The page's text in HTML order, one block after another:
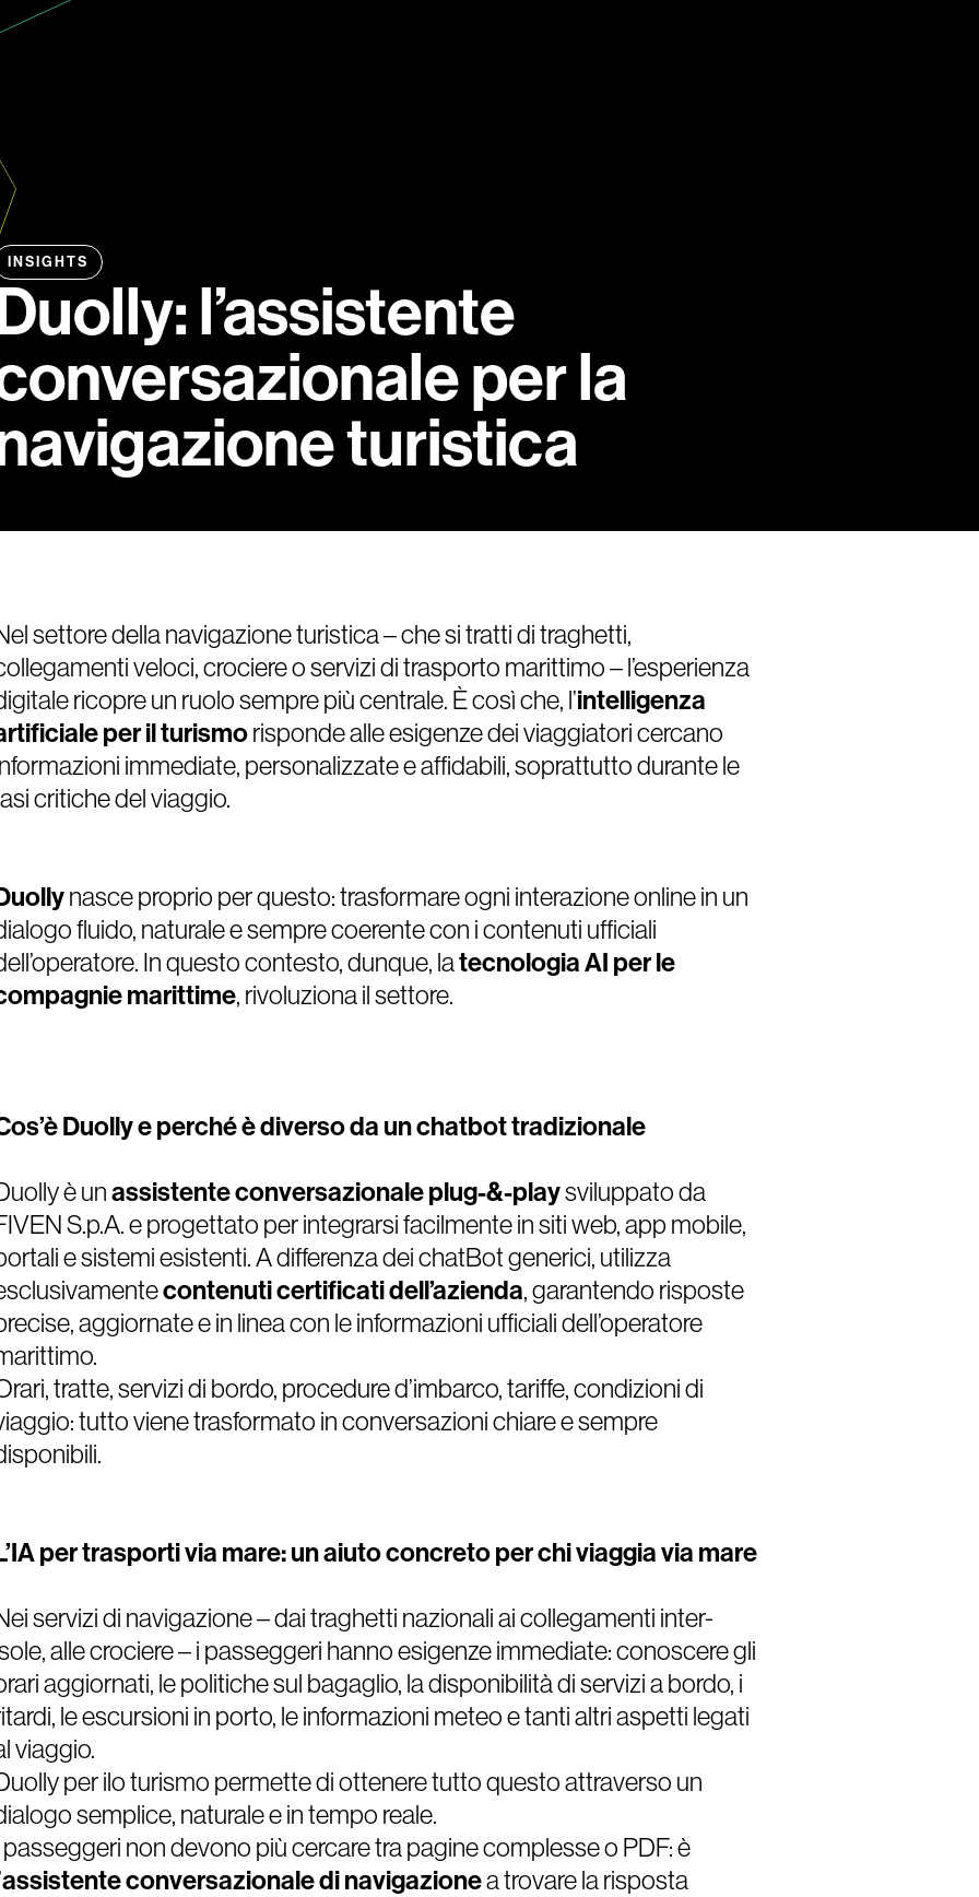
INSIGHTS
l’assistente
per la
turistica
settore della navigazione turistica – che si tratti di traghetti,
veloci, crociere o servizi di trasporto marittimo – l’esperienza
ricopre un ruolo sempre più centrale. È così che, l’intelligenza
per il turismorisponde alle esigenze dei viaggiatori cercano
immediate, personalizzate e affidabili, soprattutto durante le
critiche del viaggio.
nasce proprio per questo: trasformare ogni interazione online in un
fluido, naturale e sempre coerente con i contenuti ufficiali
In questo contesto, dunque, latecnologia AI per le
marittime, rivoluziona il settore.
Duolly e perché è diverso da un chatbot tradizionale
è unassistente conversazionale plug-&-playsviluppato da
S.p.A. e progettato per integrarsi facilmente in siti web, app mobile,
e sistemi esistenti. A differenza dei chatBot generici, utilizza
contenuti certificati dell’azienda, garantendo risposte
aggiornate e in linea con le informazioni ufficiali dell’operatore
tratte, servizi di bordo, procedure d’imbarco, tariffe, condizioni di
tutto viene trasformato in conversazioni chiare e sempre
per trasporti via mare: un aiuto concreto per chi viaggia via mare
servizi di navigazione – dai traghetti nazionali ai collegamenti inter-
alle crociere – i passeggeri hanno esigenze immediate: conoscere gli
aggiornati, le politiche sul bagaglio, la disponibilità di servizi a bordo, i
le escursioni in porto, le informazioni meteo e tanti altri aspetti legati
viaggio.
per ilo turismo permette di ottenere tutto questo attraverso un
semplice, naturale e in tempo reale.
passeggeri non devono più cercare tra pagine complesse o PDF: è
assistente conversazionale di navigazionea trovare la risposta